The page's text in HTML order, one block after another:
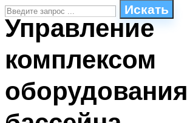
Искать
СТИЛИ ПЛАВАНЬЯ
ПЛАВАНЬЕ ДЛЯ ДЕТЕЙ
БАССЕЙН ДЛЯ ДОМА
ОЧИСТКА БАССЕЙНОВ
Управление
комплексом
оборудования